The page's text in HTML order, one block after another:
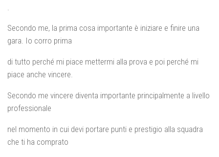
Secondo me, la prima cosa importante è iniziare e finire una
gara. Io corro prima
di tutto perché mi piace mettermi alla prova e poi perché mi
piace anche vincere.
Secondo me vincere diventa importante principalmente a livello
professionale
nel momento in cui devi portare punti e prestigio alla squadra
che ti ha comprato